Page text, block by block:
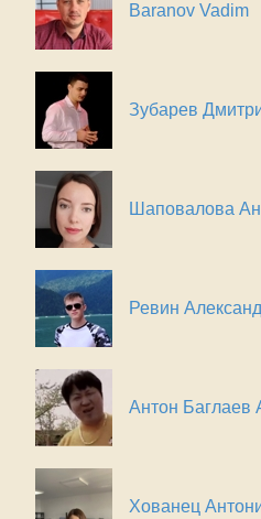
Baranov Vadim
Зубарев
Шаповалова
Ревин
Антон Баглаев
Хованец